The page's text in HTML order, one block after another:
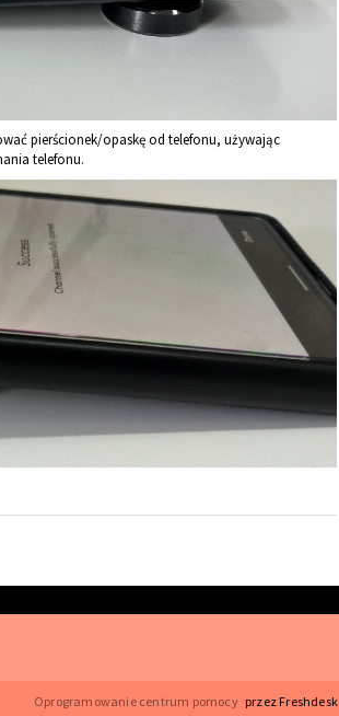
pierścionek/opaskę od telefonu, używając
telefonu.
Oprogramowanie centrum pomocy przez Freshdesk